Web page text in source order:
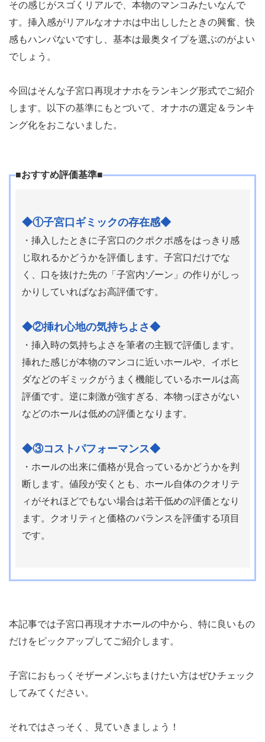
その感じがスゴくリアルで、本物のマンコみたいなんで
す。挿入感がリアルなオナホは中出ししたときの興奮、快
感もハンパないですし、基本は最奥タイプを選ぶのがよい
でしょう。
今回はそんな子宮口再現オナホをランキング形式でご紹介
します。以下の基準にもとづいて、オナホの選定＆ランキ
ング化をおこないました。
■おすすめ評価基準■
◆①子宮口ギミックの存在感◆
・挿入したときに子宮口のクポクポ感をはっきり感
じ取れるかどうかを評価します。子宮口だけでな
く、口を抜けた先の「子宮内ゾーン」の作りがしっ
かりしていればなお高評価です。
◆②挿れ心地の気持ちよさ◆
・挿入時の気持ちよさを筆者の主観で評価します。
挿れた感じが本物のマンコに近いホールや、イボヒ
ダなどのギミックがうまく機能しているホールは高
評価です。逆に刺激が強すぎる、本物っぽさがない
などのホールは低めの評価となります。
◆③コストパフォーマンス◆
・ホールの出来に価格が見合っているかどうかを判
断します。値段が安くとも、ホール自体のクオリテ
ィがそれほどでもない場合は若干低めの評価となり
ます。クオリティと価格のバランスを評価する項目
です。
本記事では子宮口再現オナホールの中から、特に良いもの
だけをピックアップしてご紹介します。
子宮におもっくそザーメンぶちまけたい方はぜひチェック
してみてください。
それではさっそく、見ていきましょう！